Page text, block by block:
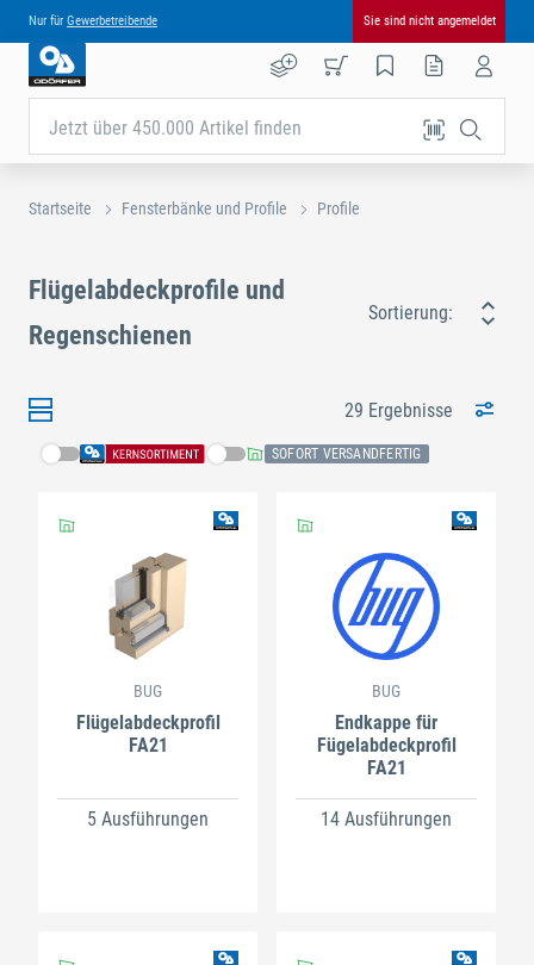
Nur für Gewerbetreibende Sie sind nicht angemeldet
Jetzt über 450.000 Artikel finden
Startseite Fensterbänke und Profile Profile
Flügelabdeckprofile und
Regenschienen
Sortierung:
29 Ergebnisse
SOFORT VERSANDFERTIG
BUG
Flügelabdeckprofil
FA21
5 Ausführungen
BUG
Endkappe für
Fügelabdeckprofil
FA21
14 Ausführungen